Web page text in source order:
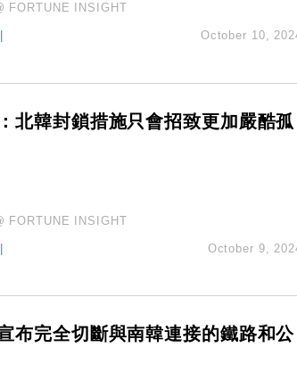
FORTUNE INSIGHT
October 10,
北韓封鎖措施只會招致更加嚴酷孤
FORTUNE INSIGHT
October 9,
布完全切斷與南韓連接的鐵路和公